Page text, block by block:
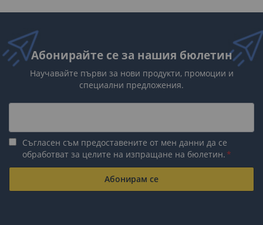
Абонирайте се за нашия бюлетин
Научавайте първи за нови продукти, промоции и
специални предложения.
Съгласен съм предоставените от мен данни да се
обработват за целите на изпращане на бюлетин.
Абонирам се